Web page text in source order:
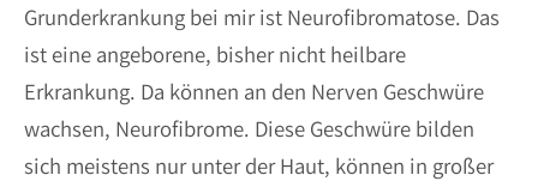
Grunderkrankung bei mir ist Neurofibromatose. Das
ist eine angeborene, bisher nicht heilbare
Erkrankung. Da können an den Nerven Geschwüre
wachsen, Neurofibrome. Diese Geschwüre bilden
sich meistens nur unter der Haut, können in großer